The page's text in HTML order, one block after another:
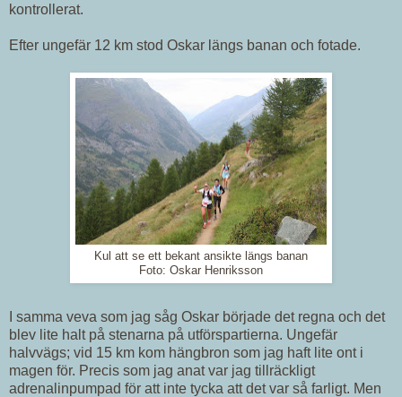
kontrollerat.
Efter ungefär 12 km stod Oskar längs banan och fotade.
Kul att se ett bekant ansikte längs banan
Foto: Oskar Henriksson
I samma veva som jag såg Oskar började det regna och det
blev lite halt på stenarna på utförspartierna. Ungefär
halvvägs; vid 15 km kom hängbron som jag haft lite ont i
magen för. Precis som jag anat var jag tillräckligt
adrenalinpumpad för att inte tycka att det var så farligt. Men